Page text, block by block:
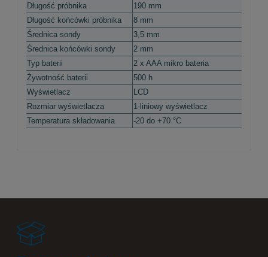
Długość próbnika
190 mm
Długość końcówki próbnika
8 mm
Średnica sondy
3,5 mm
Średnica końcówki sondy
2 mm
Typ baterii
2 x AAA mikro bateria
Żywotność baterii
500 h
Wyświetlacz
LCD
Rozmiar wyświetlacza
1-liniowy wyświetlacz
Temperatura składowania
-20 do +70 °C